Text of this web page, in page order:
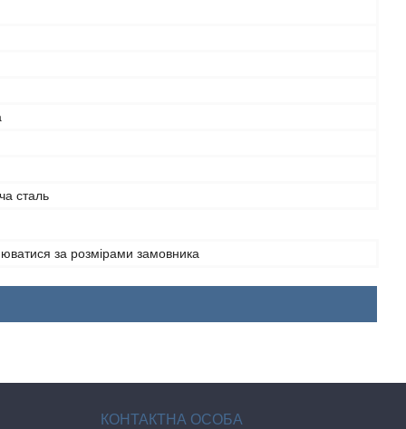
сталь
за розмірами замовника